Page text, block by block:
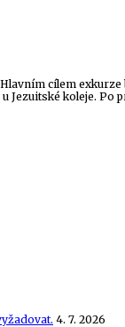
cílem
koleje.
4. 7. 2026